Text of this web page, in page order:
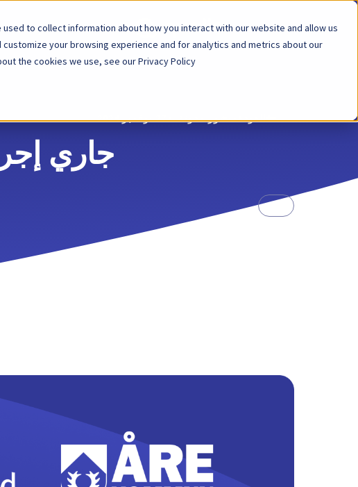
to collect information about how you interact with our website and allow us
your browsing experience and for analytics and metrics about our
the cookies we use, see our Privacy Policy.
المنصة الحلول
العودةمنشور مدونة 27 نوفمبر 2024
جاري
أخرى